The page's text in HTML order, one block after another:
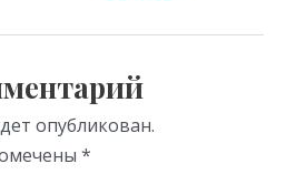
p
опубликован.
*